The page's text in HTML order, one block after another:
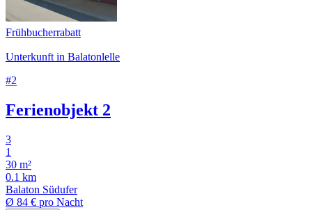
Frühbucherrabatt
Unterkunft in Balatonlelle
#2
Ferienobjekt 2
3
1
30 m²
0.1 km
Balaton Südufer
Ø 84 € pro Nacht